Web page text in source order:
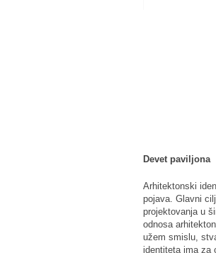
Devet paviljona
Arhitektonski
pojava. Glavni
projektovanja u
odnosa
užem smislu,
identiteta ima za